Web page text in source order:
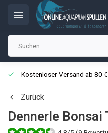
Kostenloser Versand ab 80 €
Zurück
Dennerle Bonsai